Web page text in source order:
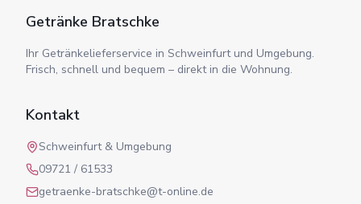
Getränke Bratschke
Ihr Getränkelieferservice in Schweinfurt und Umgebung.
Frisch, schnell und bequem – direkt in die Wohnung.
Kontakt
Schweinfurt & Umgebung
09721 / 61533
getraenke-bratschke@t-online.de